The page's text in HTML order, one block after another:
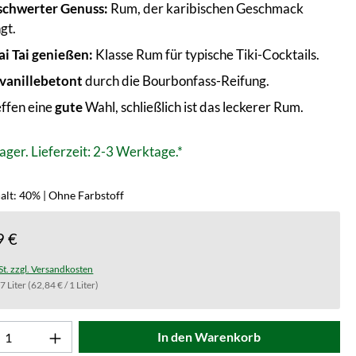
Genuss: Rum, der karibischen Geschmack
Tai genießen: Klasse Rum für typische Tiki-Cocktails.
durch die Bourbonfass-Reifung.
eineguteWahl, schließlich ist das leckerer Rum.
Lieferzeit: 2-3 Werktage.*
40% | Ohne Farbstoff
€
zzgl. Versandkosten
Liter(62,84 € / 1 Liter)
Anzahl: Gib den gewünschten Wert ein
In den Warenkorb